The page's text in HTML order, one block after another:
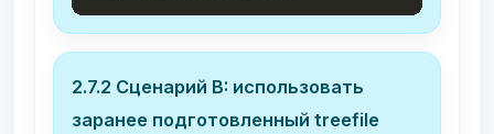
2.7.2 Сценарий B: использовать
заранее подготовленный treefile